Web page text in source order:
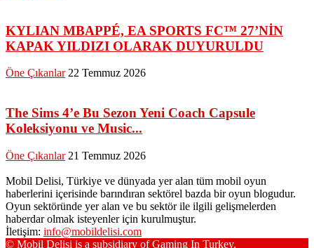
KYLIAN MBAPPÉ, EA SPORTS FC™ 27’NİN
KAPAK YILDIZI OLARAK DUYURULDU
Öne Çıkanlar 22 Temmuz 2026
The Sims 4’e Bu Sezon Yeni Coach Capsule
Koleksiyonu ve Music...
Öne Çıkanlar 21 Temmuz 2026
Mobil Delisi, Türkiye ve dünyada yer alan tüm mobil oyun
haberlerini içerisinde barındıran sektörel bazda bir oyun blogudur.
Oyun sektöründe yer alan ve bu sektör ile ilgili gelişmelerden
haberdar olmak isteyenler için kurulmuştur.
İletişim: info@mobildelisi.com
© Mobil Delisi is a subsidiary of Gaming In Turkey.